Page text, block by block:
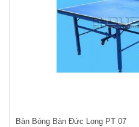
Bàn Bóng Bàn Đức Long PT 07